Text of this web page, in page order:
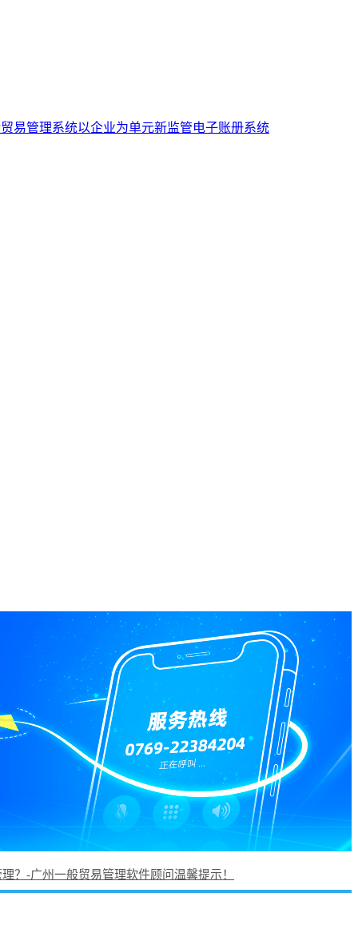
易管理系统以企业为单元新监管电子账册系统
？-广州一般贸易管理软件顾问温馨提示！